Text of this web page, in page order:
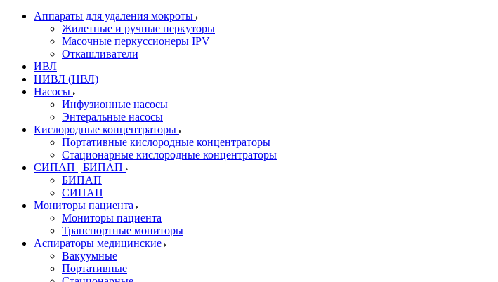
Аппараты для удаления мокроты
Жилетные и ручные перкуторы
Масочные перкуссионеры IPV
Откашливатели
ИВЛ
НИВЛ (НВЛ)
Насосы
Инфузионные насосы
Энтеральные насосы
Кислородные концентраторы
Портативные кислородные концентраторы
Стационарные кислородные концентраторы
СИПАП | БИПАП
БИПАП
СИПАП
Мониторы пациента
Мониторы пациента
Транспортные мониторы
Аспираторы медицинские
Вакуумные
Портативные